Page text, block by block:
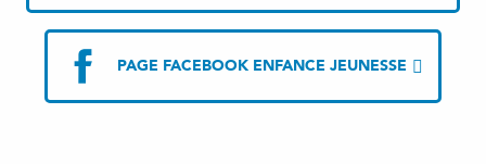
PAGE FACEBOOK ENFANCE JEUNESSE